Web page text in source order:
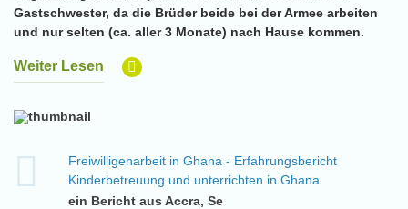
Gastschwester, da die Brüder beide bei der Armee arbeiten
und nur selten (ca. aller 3 Monate) nach Hause kommen.
Weiter Lesen
Freiwilligenarbeit in Ghana - Erfahrungsbericht
Kinderbetreuung und unterrichten in Ghana
ein Bericht aus Accra, Se